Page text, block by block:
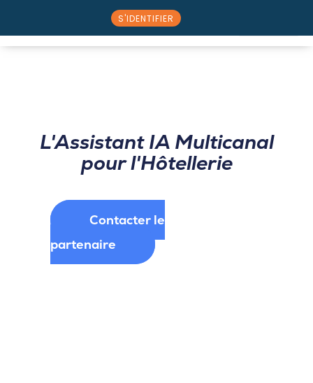
S'IDENTIFIER
⭠ Retour au catalogue partenaire
L'Assistant IA Multicanal
pour l'Hôtellerie
Contacter le
partenaire